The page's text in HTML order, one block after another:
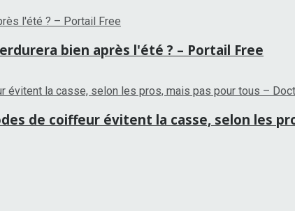
bien après l'été ? – Portail Free
de coiffeur évitent la casse, selon les